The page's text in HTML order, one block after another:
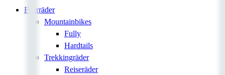
Fahrräder
Mountainbikes
Fully
Hardtails
Trekkingräder
Reiseräder